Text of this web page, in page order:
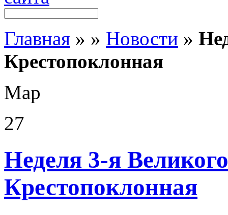
Главная » » Новости »
Крестопоклонная
Мар
27
Неделя 3-я
Крестопоклонная